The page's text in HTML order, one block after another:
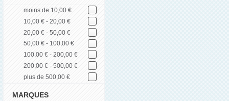
moins de 10,00 €
10,00 € - 20,00 €
20,00 € - 50,00 €
50,00 € - 100,00 €
100,00 € - 200,00 €
200,00 € - 500,00 €
plus de 500,00 €
MARQUES